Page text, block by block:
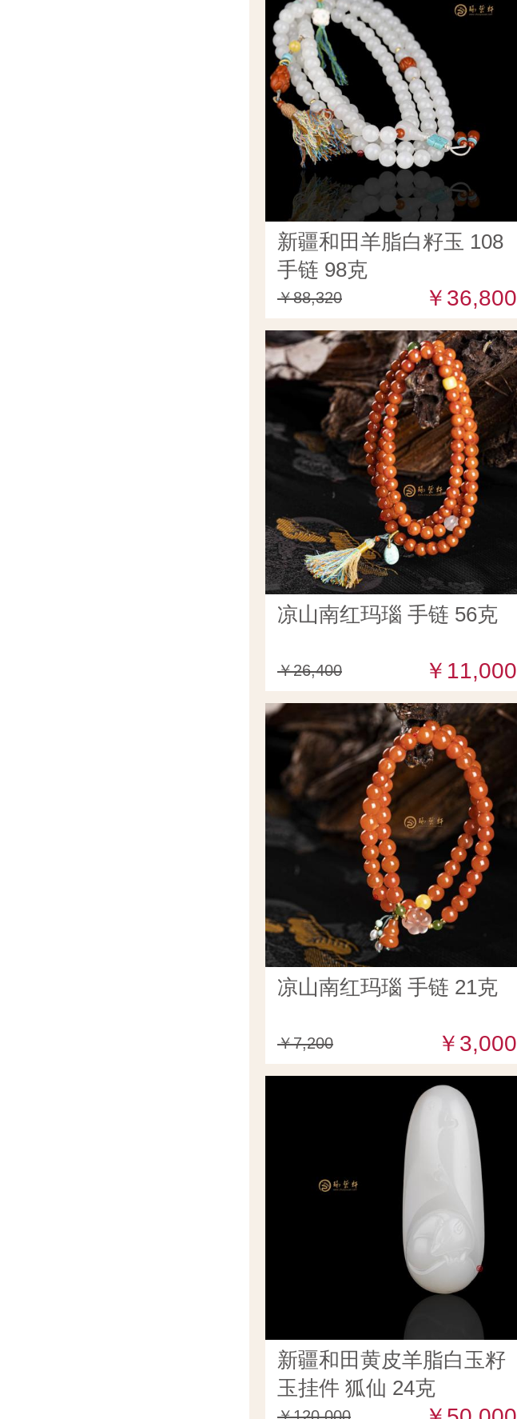
新疆和田羊脂白籽玉 108
手链 98克
￥88,320 ￥36,800
凉山南红玛瑙 手链 56克
￥26,400 ￥11,000
凉山南红玛瑙 手链 21克
￥7,200 ￥3,000
新疆和田黄皮羊脂白玉籽
玉挂件 狐仙 24克